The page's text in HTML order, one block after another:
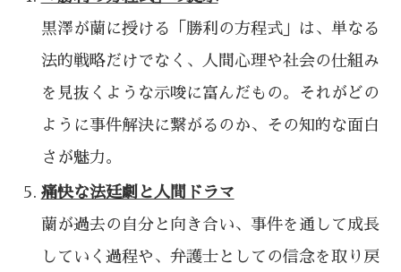
黒澤が蘭に授ける「勝利の方程式」は、単なる
法的戦略だけでなく、人間心理や社会の仕組み
を見抜くような示唆に富んだもの。それがどの
ように事件解決に繋がるのか、その知的な面白
さが魅力。
痛快な法廷劇と人間ドラマ
蘭が過去の自分と向き合い、事件を通して成長
していく過程や、弁護士としての信念を取り戻